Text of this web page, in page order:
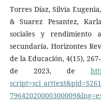
Torres Díaz, Silvia
& Suarez Pesantez,
sociales y rendimiento
secundaria. Horizontes
de la Educación, 4(15),
de 2023, de